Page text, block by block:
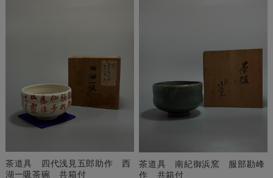
茶道具 四代浅見五郎助作 西
湖一吸茶碗 共箱付
茶道具 南紀御浜窯 服部勘峰
作 共箱付